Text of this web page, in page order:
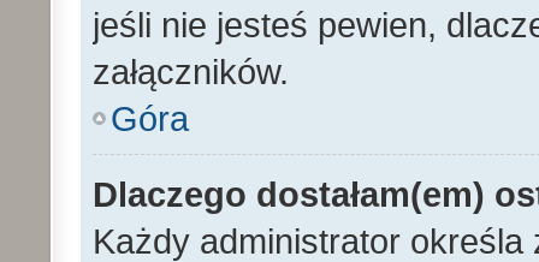
jeśli nie jesteś pewien,
załączników.
Góra
Dlaczego dostałam(em)
Każdy administrator